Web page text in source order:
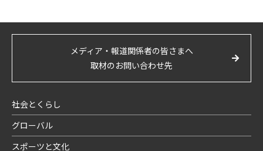
メディア・報道関係者の皆さまへ
取材のお問い合わせ先
社会とくらし
グローバル
スポーツと文化